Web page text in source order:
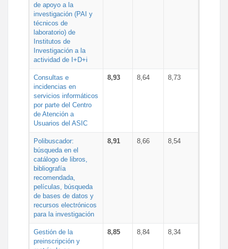
de apoyo a la
investigación (PAI y
técnicos de
laboratorio) de
Institutos de
Investigación a la
actividad de I+D+i
Consultas e
incidencias en
servicios informáticos
por parte del Centro
de Atención a
Usuarios del ASIC
8,93 8,64 8,73
Polibuscador:
búsqueda en el
catálogo de libros,
bibliografía
recomendada,
películas, búsqueda
de bases de datos y
recursos electrónicos
para la investigación
8,91 8,66 8,54
Gestión de la
preinscripción y
8,85 8,84 8,34